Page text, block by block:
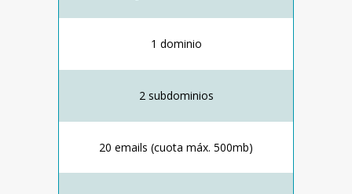
1 dominio
2 subdominios
20 emails (cuota máx. 500mb)